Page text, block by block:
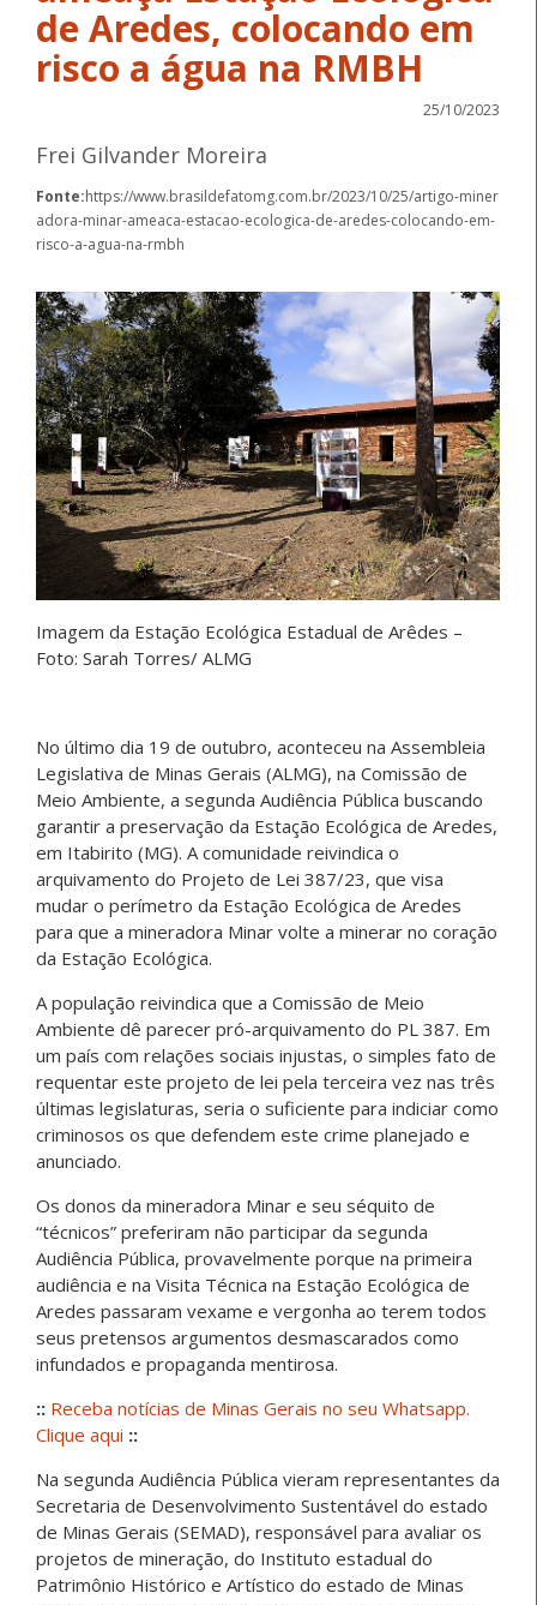
de Aredes, colocando em
risco a água na RMBH
25/10/2023
Frei Gilvander Moreira
Fonte:https://www.brasildefatomg.com.br/2023/10/25/artigo-miner
adora-minar-ameaca-estacao-ecologica-de-aredes-colocando-em-
risco-a-agua-na-rmbh
Imagem da Estação Ecológica Estadual de Arêdes –
Foto: Sarah Torres/ ALMG
No último dia 19 de outubro, aconteceu na Assembleia
Legislativa de Minas Gerais (ALMG), na Comissão de
Meio Ambiente, a segunda Audiência Pública buscando
garantir a preservação da Estação Ecológica de Aredes,
em Itabirito (MG). A comunidade reivindica o
arquivamento do Projeto de Lei 387/23, que visa
mudar o perímetro da Estação Ecológica de Aredes
para que a mineradora Minar volte a minerar no coração
da Estação Ecológica.
A população reivindica que a Comissão de Meio
Ambiente dê parecer pró-arquivamento do PL 387. Em
um país com relações sociais injustas, o simples fato de
requentar este projeto de lei pela terceira vez nas três
últimas legislaturas, seria o suficiente para indiciar como
criminosos os que defendem este crime planejado e
anunciado.
Os donos da mineradora Minar e seu séquito de
“técnicos” preferiram não participar da segunda
Audiência Pública, provavelmente porque na primeira
audiência e na Visita Técnica na Estação Ecológica de
Aredes passaram vexame e vergonha ao terem todos
seus pretensos argumentos desmascarados como
infundados e propaganda mentirosa.
:: Receba notícias de Minas Gerais no seu Whatsapp.
Clique aqui ::
Na segunda Audiência Pública vieram representantes da
Secretaria de Desenvolvimento Sustentável do estado
de Minas Gerais (SEMAD), responsável para avaliar os
projetos de mineração, do Instituto estadual do
Patrimônio Histórico e Artístico do estado de Minas